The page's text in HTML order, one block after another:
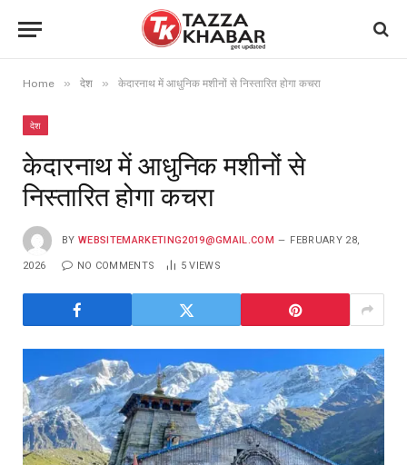
Home » देश » केदारनाथ में आधुनिक मशीनों से निस्तारित होगा कचरा
देश
केदारनाथ में आधुनिक मशीनों से
निस्तारित होगा कचरा
BY WEBSITEMARKETING2019@GMAIL.COM FEBRUARY 28,
2026 NO COMMENTS 5VIEWS